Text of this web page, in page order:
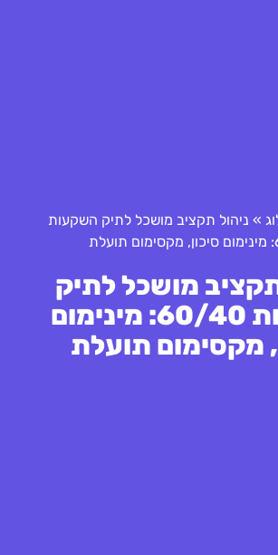
» ניהול תקציב מושכל לתיק השקעות
מושכל לתיק
השקעות 60/40: מינימום
מקסימום תועלת